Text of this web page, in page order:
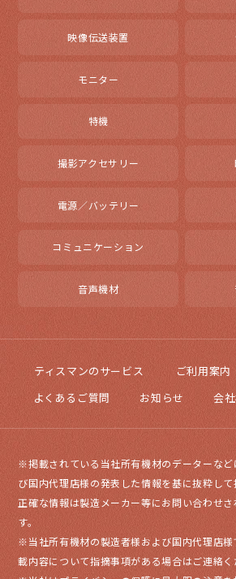
映像伝送装置
モニター
特機
撮影アクセサリー
電源／バッテリー
コミュニケーション
音声機材
ティスマンのサービス ご利用案内
よくあるご質問
お知らせ 会
※掲載されている当社所有機材のデーターなど
び国内代理店様の発表した情報を基に抜粋し
正確な情報は製造メーカー等にお問い合わせ
す。
※当社所有機材の製造者様および国内代理店
載内容について指摘事項がある場合はご連絡く